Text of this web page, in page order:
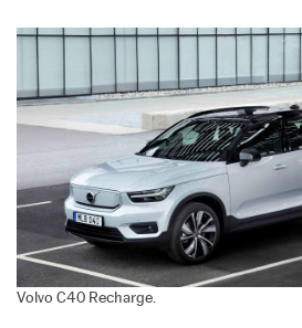
Volvo C40 Recharge.